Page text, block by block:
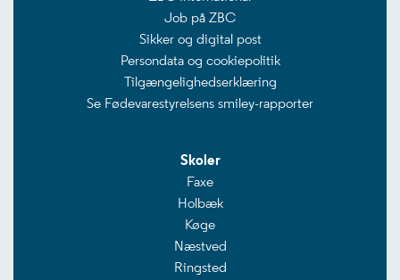
Job på ZBC
Sikker og digital post
Persondata og cookiepolitik
Tilgængelighedserklæring
Se Fødevarestyrelsens smiley-rapporter
Skoler
Faxe
Holbæk
Køge
Næstved
Ringsted